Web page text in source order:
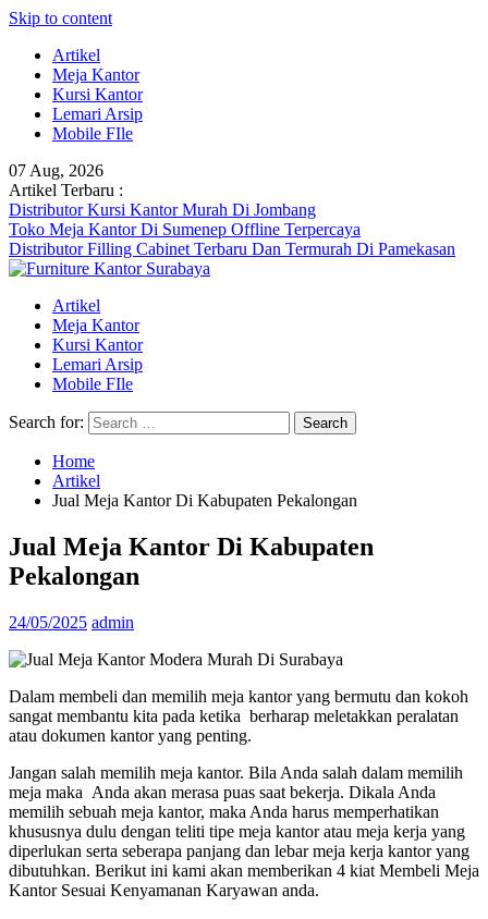
Skip to content
Artikel
Meja Kantor
Kursi Kantor
Lemari Arsip
Mobile FIle
07 Aug, 2026
Artikel Terbaru :
Distributor Kursi Kantor Murah Di Jombang
Toko Meja Kantor Di Sumenep Offline Terpercaya
Distributor Filling Cabinet Terbaru Dan Termurah Di Pamekasan
Artikel
Meja Kantor
Kursi Kantor
Lemari Arsip
Mobile FIle
Search for:
Home
Artikel
Jual Meja Kantor Di Kabupaten Pekalongan
Jual Meja Kantor Di Kabupaten
Pekalongan
24/05/2025 admin
Dalam membeli dan memilih meja kantor yang bermutu dan kokoh
sangat membantu kita pada ketika berharap meletakkan peralatan
atau dokumen kantor yang penting.
Jangan salah memilih meja kantor. Bila Anda salah dalam memilih
meja maka Anda akan merasa puas saat bekerja. Dikala Anda
memilih sebuah meja kantor, maka Anda harus memperhatikan
khususnya dulu dengan teliti tipe meja kantor atau meja kerja yang
diperlukan serta seberapa panjang dan lebar meja kerja kantor yang
dibutuhkan. Berikut ini kami akan memberikan 4 kiat Membeli Meja
Kantor Sesuai Kenyamanan Karyawan anda.